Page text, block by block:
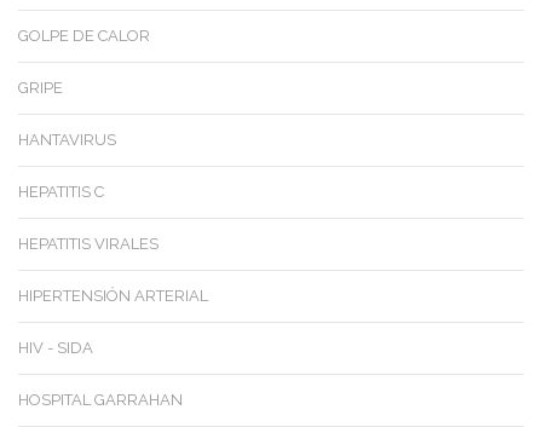
GOLPE DE CALOR
GRIPE
HANTAVIRUS
HEPATITIS C
HEPATITIS VIRALES
HIPERTENSIÓN ARTERIAL
HIV - SIDA
HOSPITAL GARRAHAN